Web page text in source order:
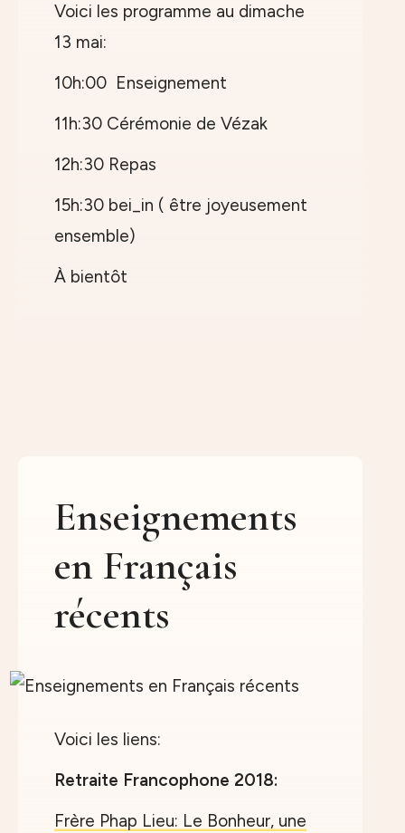
Voici les programme au dimache
13 mai:
10h:00 Enseignement
11h:30 Cérémonie de Vézak
12h:30 Repas
15h:30 bei_in ( être joyeusement
ensemble)
À bientôt
Enseignements
en Français
récents
Voici les liens:
Retraite Francophone 2018:
Frère Phap Lieu: Le Bonheur, une